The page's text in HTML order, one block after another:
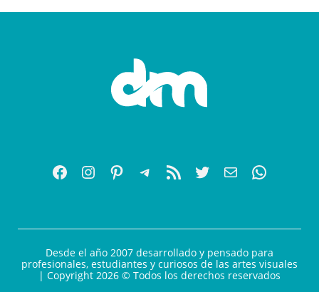
Desde el año 2007 desarrollado y pensado para
profesionales, estudiantes y curiosos de las artes visuales
| Copyright 2026 © Todos los derechos reservados